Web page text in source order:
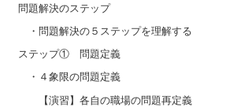
問題解決のステップ
・問題解決の５ステップを理解する
ステップ① 問題定義
・４象限の問題定義
【演習】各自の職場の問題再定義